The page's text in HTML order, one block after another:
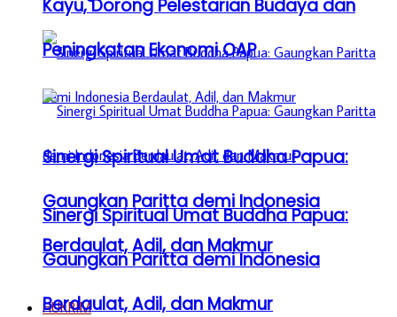
Sinergi Spiritual Umat Buddha Papua:
Gaungkan Paritta demi Indonesia
Berdaulat, Adil, dan Makmur
HUKRIM
Kayu, Dorong Pelestarian Budaya dan
Peningkatan Ekonomi OAP
Sinergi Spiritual Umat Buddha Papua:
Gaungkan Paritta demi Indonesia
Berdaulat, Adil, dan Makmur